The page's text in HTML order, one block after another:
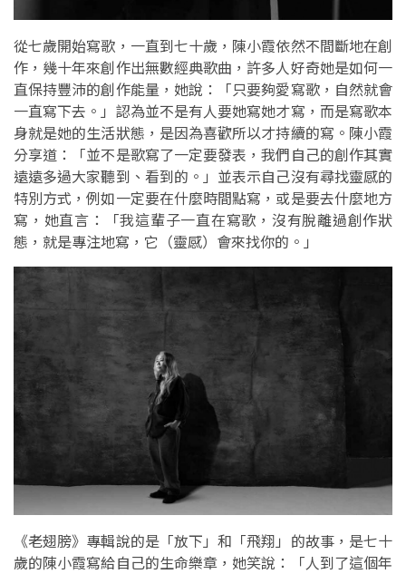
從七歲開始寫歌，一直到七十歲，陳小霞依然不間斷地在創
作，幾十年來創作出無數經典歌曲，許多人好奇她是如何一
直保持豐沛的創作能量，她說：「只要夠愛寫歌，自然就會
一直寫下去。」認為並不是有人要她寫她才寫，而是寫歌本
身就是她的生活狀態，是因為喜歡所以才持續的寫。陳小霞
分享道：「並不是歌寫了一定要發表，我們自己的創作其實
遠遠多過大家聽到、看到的。」並表示自己沒有尋找靈感的
特別方式，例如一定要在什麼時間點寫，或是要去什麼地方
寫，她直言：「我這輩子一直在寫歌，沒有脫離過創作狀
態，就是專注地寫，它（靈感）會來找你的。」
《老翅膀》專輯說的是「放下」和「飛翔」的故事，是七十
歲的陳小霞寫給自己的生命樂章，她笑說：「人到了這個年